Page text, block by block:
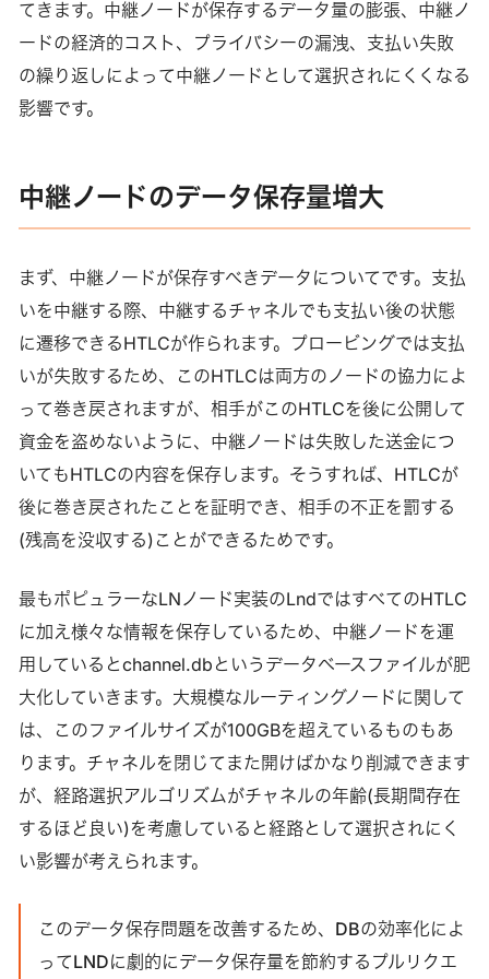
てきます。中継ノードが保存するデータ量の膨張、中継ノ
ードの経済的コスト、プライバシーの漏洩、支払い失敗
の繰り返しによって中継ノードとして選択されにくくなる
影響です。
中継ノードのデータ保存量増大
まず、中継ノードが保存すべきデータについてです。支払
いを中継する際、中継するチャネルでも支払い後の状態
に遷移できるHTLCが作られます。プロービングでは支払
いが失敗するため、このHTLCは両方のノードの協力によ
って巻き戻されますが、相手がこのHTLCを後に公開して
資金を盗めないように、中継ノードは失敗した送金につ
いてもHTLCの内容を保存します。そうすれば、HTLCが
後に巻き戻されたことを証明でき、相手の不正を罰する
(残高を没収する)ことができるためです。
最もポピュラーなLNノード実装のLndではすべてのHTLC
に加え様々な情報を保存しているため、中継ノードを運
用しているとchannel.dbというデータベースファイルが肥
大化していきます。大規模なルーティングノードに関して
は、このファイルサイズが100GBを超えているものもあ
ります。チャネルを閉じてまた開けばかなり削減できます
が、経路選択アルゴリズムがチャネルの年齢(長期間存在
するほど良い)を考慮していると経路として選択されにく
い影響が考えられます。
このデータ保存問題を改善するため、DBの効率化によ
ってLNDに劇的にデータ保存量を節約するプルリクエ